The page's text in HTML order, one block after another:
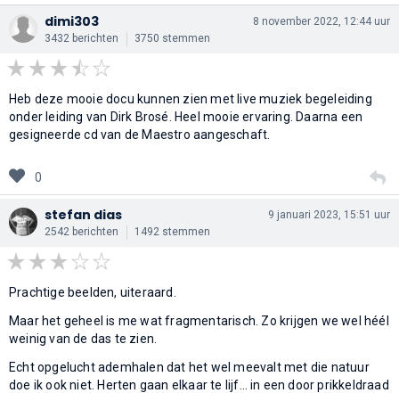
dimi303
3432 berichten 3750 stemmen
8 november 2022, 12:44 uur
Heb deze mooie docu kunnen zien met live muziek begeleiding
onder leiding van Dirk Brosé. Heel mooie ervaring. Daarna een
gesigneerde cd van de Maestro aangeschaft.
0
stefan dias
2542 berichten 1492 stemmen
9 januari 2023, 15:51 uur
Prachtige beelden, uiteraard.
Maar het geheel is me wat fragmentarisch. Zo krijgen we wel héél
weinig van de das te zien.
Echt opgelucht ademhalen dat het wel meevalt met die natuur
doe ik ook niet. Herten gaan elkaar te lijf… in een door prikkeldraad